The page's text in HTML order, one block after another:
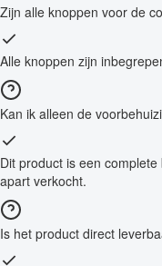
Zijn alle knoppen voor de
Alle knoppen zijn
Kan ik alleen de
Dit product is een
apart verkocht.
Is het product direct